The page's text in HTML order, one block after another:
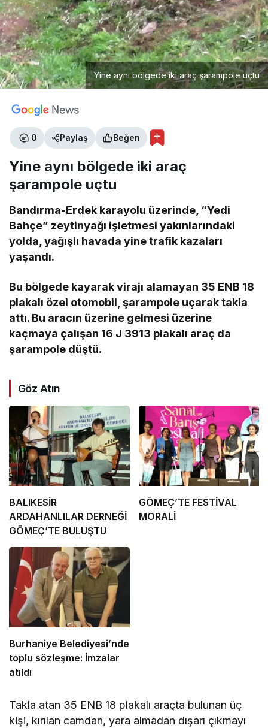
Yine aynı bölgede iki araç şarampole uçtu
0 Paylaş Beğen
Yine aynı bölgede iki araç
şarampole uçtu
Bandırma-Erdek karayolu üzerinde, “Yedi
Bahçe” zeytinyağı işletmesi yakınlarındaki
yolda, yağışlı havada yine trafik kazaları
yaşandı.
Bu bölgede kayarak virajı alamayan 35 ENB 18
plakalı özel otomobil, şarampole uçarak takla
attı. Bu aracın üzerine gelmesi üzerine
kaçmaya çalışan 16 J 3913 plakalı araç da
şarampole düştü.
Göz Atın
BALIKESİR
ARDAHANLILAR DERNEĞİ
GÖMEÇ’TE BULUŞTU
GÖMEÇ’TE FESTİVAL
MORALİ
Burhaniye Belediyesi’nde
toplu sözleşme: İmzalar
atıldı
Takla atan 35 ENB 18 plakalı araçta bulunan üç
kişi, kırılan camdan, yara almadan dışarı çıkmayı